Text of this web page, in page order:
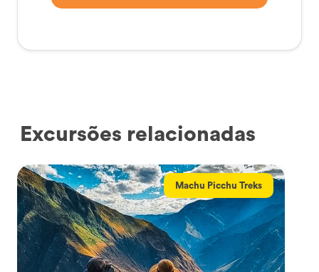
Excursões relacionadas
Machu Picchu Treks